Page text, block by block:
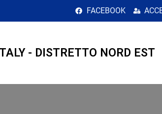
FACEBOOK
- DISTRETTO NORD EST